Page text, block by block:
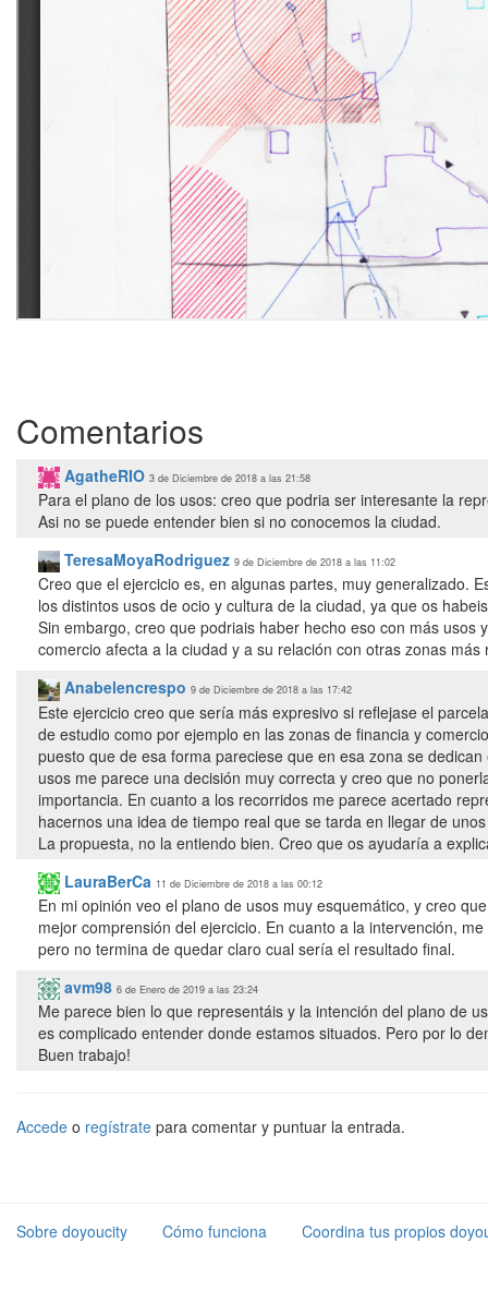
Comentarios
AgatheRIO 3 de Diciembre de 2018 a las 21:58
Para el plano de los usos: creo que podria ser interesante la
Asi no se puede entender bien si no conocemos la ciudad.
TeresaMoyaRodriguez 9 de Diciembre de 2018 a las 11:02
Creo que el ejercicio es, en algunas partes, muy generalizado.
los distintos usos de ocio y cultura de la ciudad, ya que os
Sin embargo, creo que podriais haber hecho eso con más
comercio afecta a la ciudad y a su relación con otras zonas más
Anabelencrespo 9 de Diciembre de 2018 a las 17:42
Este ejercicio creo que sería más expresivo si reflejase el
de estudio como por ejemplo en las zonas de financia y
puesto que de esa forma pareciese que en esa zona se
usos me parece una decisión muy correcta y creo que no
importancia. En cuanto a los recorridos me parece acertado
hacernos una idea de tiempo real que se tarda en llegar de
La propuesta, no la entiendo bien. Creo que os ayudaría a
LauraBerCa 11 de Diciembre de 2018 a las 00:12
En mi opinión veo el plano de usos muy esquemático, y creo
mejor comprensión del ejercicio. En cuanto a la intervención,
pero no termina de quedar claro cual sería el resultado final.
avm98 6 de Enero de 2019 a las 23:24
Me parece bien lo que representáis y la intención del plano de
es complicado entender donde estamos situados. Pero por lo
Buen trabajo!
Accede o regístrate para comentar y puntuar la entrada.
Sobre doyoucity Cómo funciona Coordina tus propios